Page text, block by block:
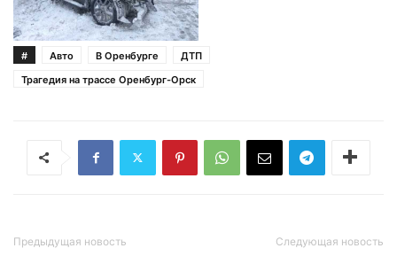
# Авто В Оренбурге
ДТП
Трагедия на трассе Оренбург-Орск
Предыдущая новость Следующая новость